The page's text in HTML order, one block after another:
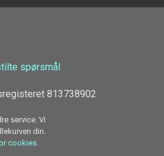
spørsmål
813738902
service. Vi
din.
cookies.